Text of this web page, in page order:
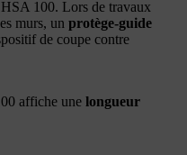
100. Lors de travaux
murs, un protège-guide
de coupe contre
affiche une longueur